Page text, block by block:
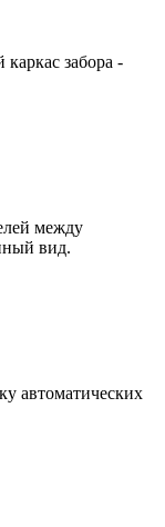
забора -
между
вид.
автоматических